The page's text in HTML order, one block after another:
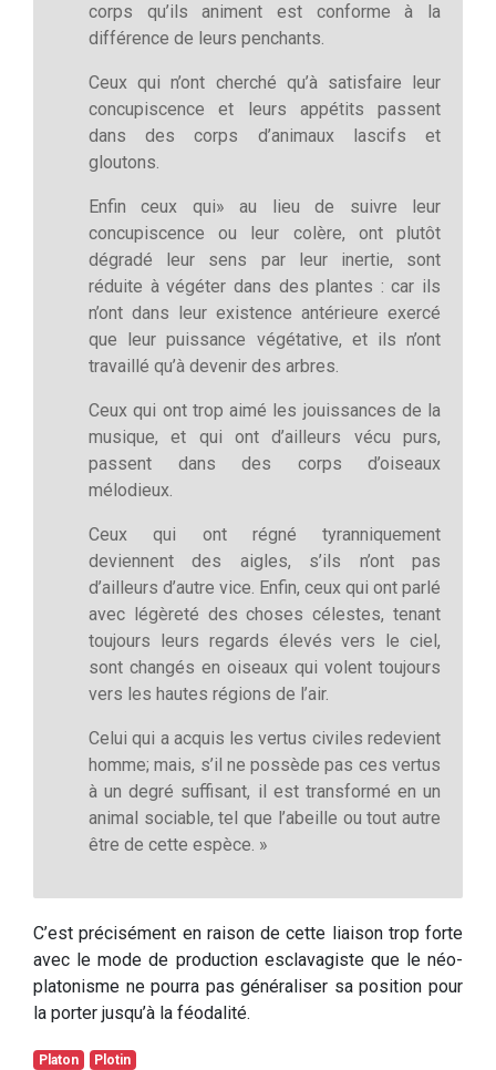
corps qu’ils animent est conforme à la
différence de leurs penchants.
Ceux qui n’ont cherché qu’à satisfaire leur
concupiscence et leurs appétits passent
dans des corps d’animaux lascifs et
gloutons.
Enfin ceux qui» au lieu de suivre leur
concupiscence ou leur colère, ont plutôt
dégradé leur sens par leur inertie, sont
réduite à végéter dans des plantes : car ils
n’ont dans leur existence antérieure exercé
que leur puissance végétative, et ils n’ont
travaillé qu’à devenir des arbres.
Ceux qui ont trop aimé les jouissances de la
musique, et qui ont d’ailleurs vécu purs,
passent dans des corps d’oiseaux
mélodieux.
Ceux qui ont régné tyranniquement
deviennent des aigles, s’ils n’ont pas
d’ailleurs d’autre vice. Enfin, ceux qui ont parlé
avec légèreté des choses célestes, tenant
toujours leurs regards élevés vers le ciel,
sont changés en oiseaux qui volent toujours
vers les hautes régions de l’air.
Celui qui a acquis les vertus civiles redevient
homme; mais, s’il ne possède pas ces vertus
à un degré suffisant, il est transformé en un
animal sociable, tel que l’abeille ou tout autre
être de cette espèce. »
C’est précisément en raison de cette liaison trop forte
avec le mode de production esclavagiste que le néo-
platonisme ne pourra pas généraliser sa position pour
la porter jusqu’à la féodalité.
Platon Plotin